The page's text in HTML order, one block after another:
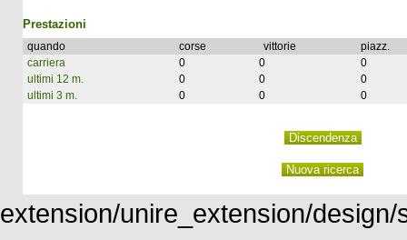
Prestazioni
quando corse vittorie
piazz.
carriera
0 0
0
ultimi 12 m.
0 0
0
ultimi 3 m.
0 0 0
extension/unire_extension/